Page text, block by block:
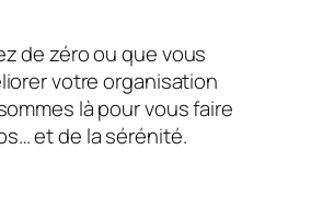
de zéro ou que vous
votre organisation
là pour vous faire
et de la sérénité.